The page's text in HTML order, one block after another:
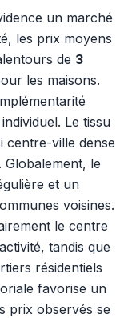
un marché
les prix moyens
de 3
les maisons.
Le tissu
centre-ville dense
le
et un
voisines.
le centre
tandis que
résidentiels
favorise un
prix observés se